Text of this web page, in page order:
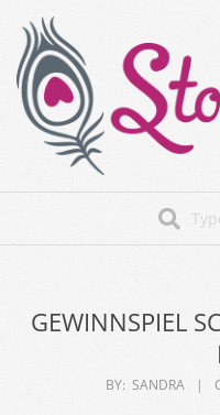
content
MenuGEWINNSPIEL
BY: SANDRA